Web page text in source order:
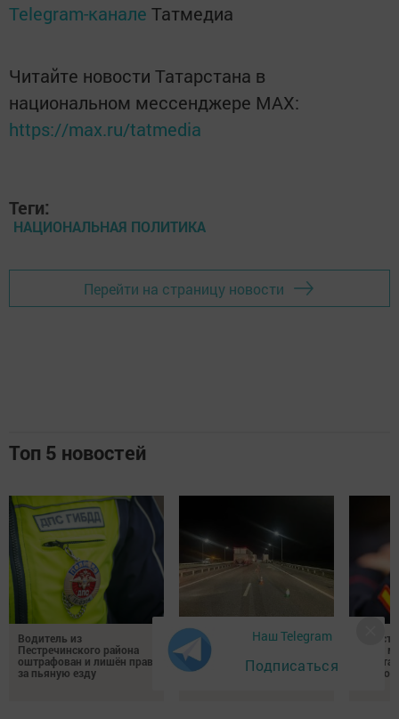
Telegram-канале Татмедиа
Читайте новости Татарстана в
национальном мессенджере MАХ:
https://max.ru/tatmedia
Теги:
НАЦИОНАЛЬНАЯ ПОЛИТИКА
Перейти на страницу новости
Топ 5 новостей
Водитель из
Пестречинского района
оштрафован и лишён прав
за пьяную езду
Смертельное ДТП
в Пестречинском районе
В
ищут
Наш Telegram
Подписаться